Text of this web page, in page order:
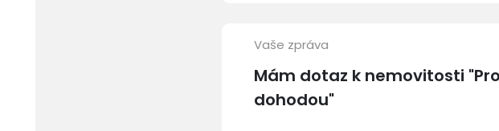
Vaše zpráva